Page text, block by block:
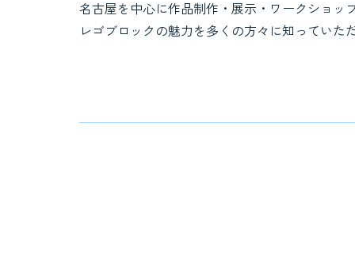
名古屋を中心に作品制作・展示・ワークショッ
レゴブロックの魅力を多くの方々に知っていた